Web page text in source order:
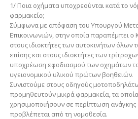
1/ Ποια οχήματα υποχρεούνται κατά το
φαρμακείο;
Σύμφωνα με απόφαση του Υπουργού
Επικοινωνιών, στην οποία παραπέμπει ο
στους ιδιοκτήτες των αυτοκινήτων
επίσης και στους ιδιοκτήτες των
υποχρέωση εφοδιασμού των οχημάτων
υγειονομικού υλικού πρώτων βοηθειών.
Συνιστούμε στους οδηγούς
προμηθευτούν μικρά φαρμακεία, τα
χρησιμοποιήσουν σε περίπτωση ανάγκης
προβλέπεται από τη νομοθεσία.